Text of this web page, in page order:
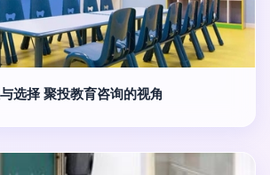
选择 聚投教育咨询的视角